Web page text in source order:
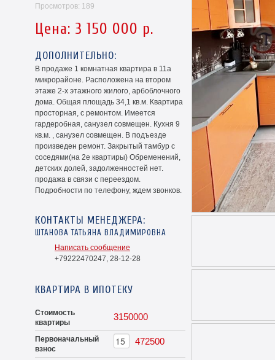
Просмотров: 189
Цена: 3 150 000 р.
ДОПОЛНИТЕЛЬНО:
В продаже 1 комнатная квартира в 11а
микрорайоне. Расположена на втором
этаже 2-х этажного жилого, арбоблочного
дома. Общая площадь 34,1 кв.м. Квартира
просторная, с ремонтом. Имеется
гардеробная, санузел совмещен. Кухня 9
кв.м. , санузел совмещен. В подъезде
произведен ремонт. Закрытый тамбур с
соседями(на 2е квартиры) Обременений,
детских долей, задолженностей нет.
продажа в связи с переездом.
Подробности по телефону, ждем звонков.
КОНТАКТЫ МЕНЕДЖЕРА:
ШТАНОВА ТАТЬЯНА ВЛАДИМИРОВНА
Написать сообщение
+79222470247, 28-12-28
КВАРТИРА В ИПОТЕКУ
Стоимость
квартиры
3150000
Первоначальный
взнос
472500